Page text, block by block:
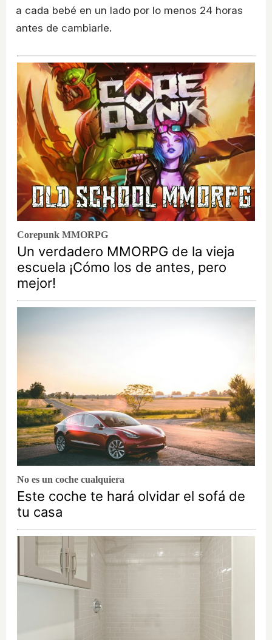
a cada bebé en un lado por lo menos 24 horas
antes de cambiarle.
Corepunk MMORPG
Un verdadero MMORPG de la vieja
escuela ¡Cómo los de antes, pero
mejor!
No es un coche cualquiera
Este coche te hará olvidar el sofá de
tu casa